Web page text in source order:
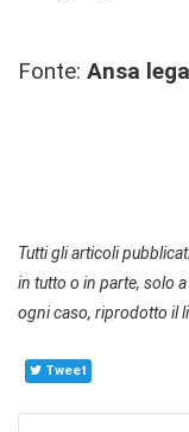
Fonte: Ansa
Tutti gli articoli
in tutto o in parte, solo
ogni caso, riprodotto il
Tweet